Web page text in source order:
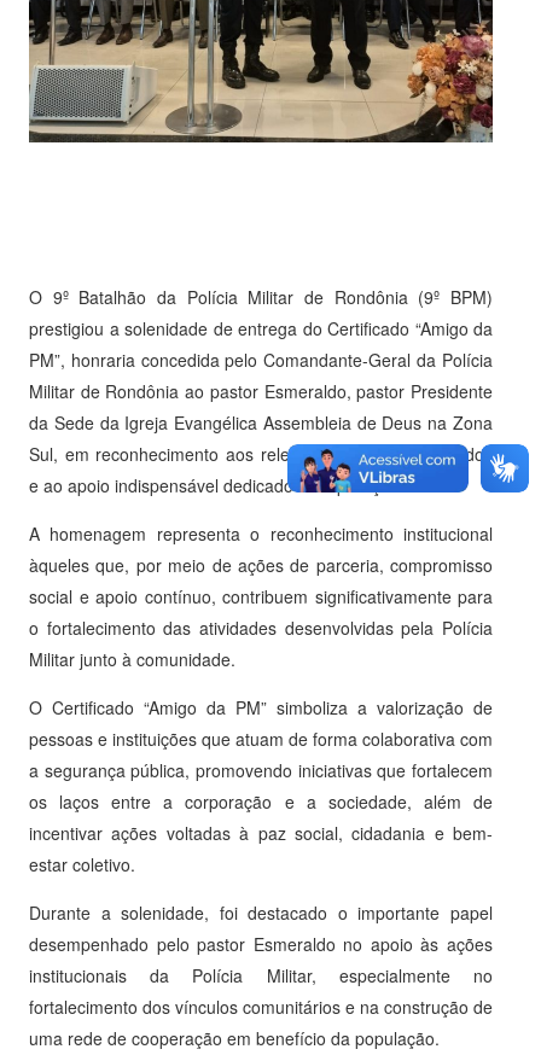
O 9º Batalhão da Polícia Militar de Rondônia (9º BPM)
prestigiou a solenidade de entrega do Certificado “Amigo da
PM”, honraria concedida pelo Comandante-Geral da Polícia
Militar de Rondônia ao pastor Esmeraldo, pastor Presidente
da Sede da Igreja Evangélica Assembleia de Deus na Zona
Sul, em reconhecimento aos relevantes serviços prestados
e ao apoio indispensável dedicado à corporação.
A homenagem representa o reconhecimento institucional
àqueles que, por meio de ações de parceria, compromisso
social e apoio contínuo, contribuem significativamente para
o fortalecimento das atividades desenvolvidas pela Polícia
Militar junto à comunidade.
O Certificado “Amigo da PM” simboliza a valorização de
pessoas e instituições que atuam de forma colaborativa com
a segurança pública, promovendo iniciativas que fortalecem
os laços entre a corporação e a sociedade, além de
incentivar ações voltadas à paz social, cidadania e bem-
estar coletivo.
Durante a solenidade, foi destacado o importante papel
desempenhado pelo pastor Esmeraldo no apoio às ações
institucionais da Polícia Militar, especialmente no
fortalecimento dos vínculos comunitários e na construção de
uma rede de cooperação em benefício da população.